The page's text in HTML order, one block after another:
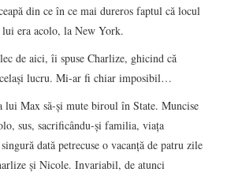
din ce în ce mai dureros faptul că locul
era acolo, la New York.
de aici, îi spuse Charlize, ghicind că
lucru. Mi-ar fi chiar imposibil…
Max să-şi mute biroul în State. Muncise
sus, sacrificându-şi familia, viaţa
dată petrecuse o vacanţă de patru zile
şi Nicole. Invariabil, de atunci